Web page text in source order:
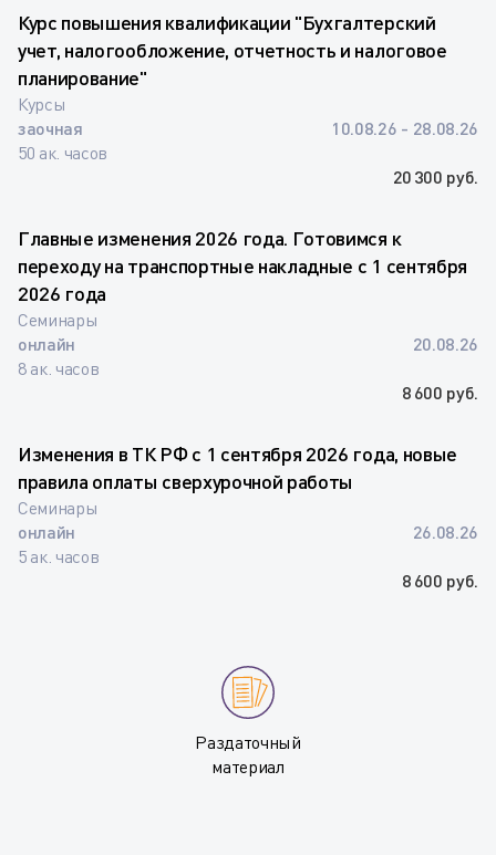
Курс повышения квалификации "Бухгалтерский
учет, налогообложение, отчетность и налоговое
планирование"
Курсы
заочная
50 ак. часов
10.08.26 - 28.08.26
20 300 руб.
Главные изменения 2026 года. Готовимся к
переходу на транспортные накладные с 1 сентября
2026 года
Семинары
онлайн
8 ак. часов
20.08.26
8 600 руб.
Изменения в ТК РФ с 1 сентября 2026 года, новые
правила оплаты сверхурочной работы
Семинары
онлайн
5 ак. часов
26.08.26
8 600 руб.
Раздаточный
материал